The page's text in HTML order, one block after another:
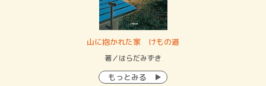
山に抱かれた家 けもの道
著／はらだみずき
もっとみる